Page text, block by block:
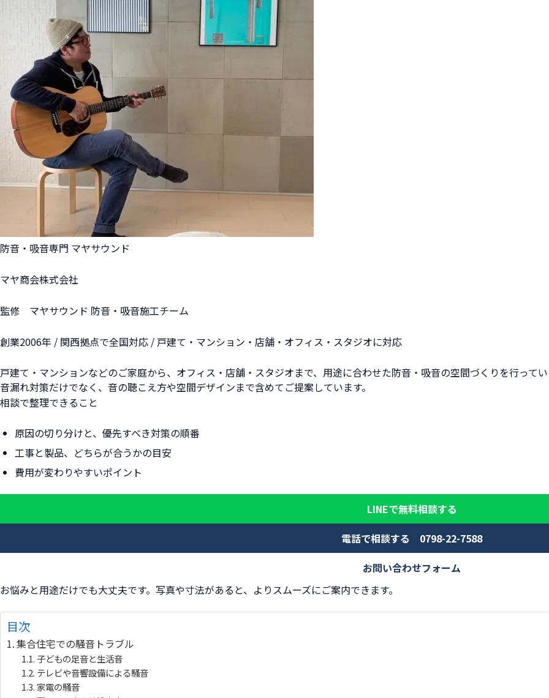
防音・吸音専門 マヤサウンド
マヤ商会株式会社
監修 マヤサウンド 防音・吸音施工チーム
創業2006年 / 関西拠点で全国対応 / 戸建て・マンション・店舗・オフィス・スタジオに対応
戸建て・マンションなどのご家庭から、オフィス・店舗・スタジオまで、用途に合わせた防音・吸音の空間づくりを行って
音漏れ対策だけでなく、音の聴こえ方や空間デザインまで含めてご提案しています。
相談で整理できること
原因の切り分けと、優先すべき対策の順番
工事と製品、どちらが合うかの目安
費用が変わりやすいポイント
LINEで無料相談する
電話で相談する 0798-22-7588
お問い合わせフォーム
お悩みと用途だけでも大丈夫です。写真や寸法があると、よりスムーズにご案内できます。
目次
集合住宅での騒音トラブル
子どもの足音と生活音
テレビや音響設備による騒音
家電の騒音